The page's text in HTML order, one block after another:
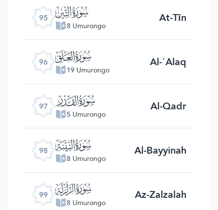
95 ﰌ
8 Umurongo At-Tīn
96 ﰍ
19 Umurongo Al-ʿAlaq
97 ﰎ
5 Umurongo Al-Qadr
98 ﰏ
8 Umurongo Al-Bayyinah
99 ﰐ
8 Umurongo Az-Zalzalah